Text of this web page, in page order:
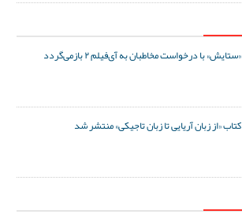
«ستایش» با درخواست مخاطبان به آی‌فیلم ۲ بازمی‌گردد
کتاب «از زبان آریایی تا زبان تاجیکی» منتشر شد